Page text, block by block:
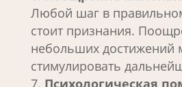
Любой шаг в
стоит признания.
небольших достижений
стимулировать